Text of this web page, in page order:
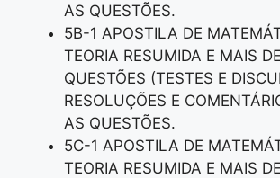
AS QUESTÕES.
5B-1 APOSTILA DE
TEORIA RESUMIDA E MAIS
QUESTÕES (TESTES E
RESOLUÇÕES E
AS QUESTÕES.
5C-1 APOSTILA DE
TEORIA RESUMIDA E MAIS